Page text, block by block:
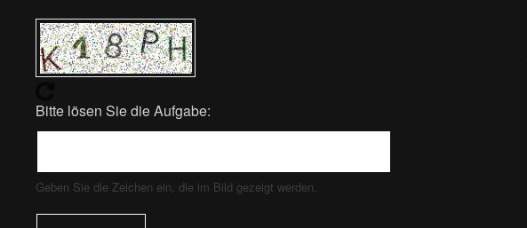
Bitte lösen Sie die Aufgabe:
Geben Sie die Zeichen ein, die im Bild gezeigt werden.